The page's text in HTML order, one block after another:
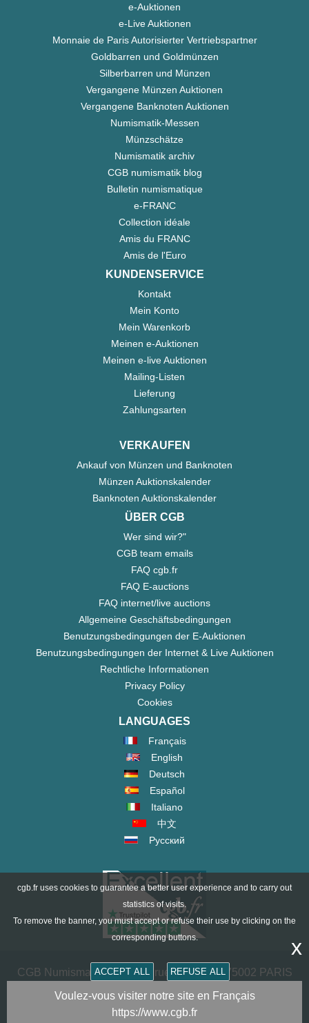
e-Auktionen
e-Live Auktionen
Monnaie de Paris Autorisierter Vertriebspartner
Goldbarren und Goldmünzen
Silberbarren und Münzen
Vergangene Münzen Auktionen
Vergangene Banknoten Auktionen
Numismatik-Messen
Münzschätze
Numismatik archiv
CGB numismatik blog
Bulletin numismatique
e-FRANC
Collection idéale
Amis du FRANC
Amis de l'Euro
KUNDENSERVICE
Kontakt
Mein Konto
Mein Warenkorb
Meinen e-Auktionen
Meinen e-live Auktionen
Mailing-Listen
Lieferung
Zahlungsarten
VERKAUFEN
Ankauf von Münzen und Banknoten
Münzen Auktionskalender
Banknoten Auktionskalender
ÜBER CGB
Wer sind wir?"
CGB team emails
FAQ cgb.fr
FAQ E-auctions
FAQ internet/live auctions
Allgemeine Geschäftsbedingungen
Benutzungsbedingungen der E-Auktionen
Benutzungsbedingungen der Internet & Live Auktionen
Rechtliche Informationen
Privacy Policy
Cookies
LANGUAGES
Français
English
Deutsch
Español
Italiano
中文
Русский
CGB Numismatik Paris - 36 rue Vivienne - 75002 PARIS
FRANCE -contact@cgb.fr
Copyright @1997-2025 - All Rights Reserved
cgb.fr uses cookies to guarantee a better user experience and to carry out
statistics of visits.
To remove the banner, you must accept or refuse their use by clicking on the
corresponding buttons.
ACCEPT ALL REFUSE ALL
x
Voulez-vous visiter notre site en Français
https://www.cgb.fr